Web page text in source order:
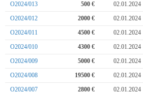
O2024/013
500 € 02.01.2024
O2024/012
2000 € 02.01.2024
O2024/011
4500 € 02.01.2024
O2024/010
4300 € 02.01.2024
O2024/009
5000 € 02.01.2024
O2024/008
19500 € 02.01.2024
O2024/007
2800 € 02.01.2024